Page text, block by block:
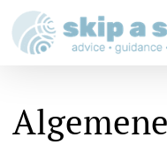
Skip
to
content